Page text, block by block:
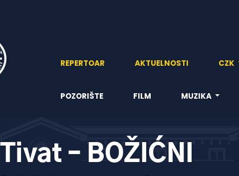
REPERTOAR AKTUELNOSTI CZK
POZORIŠTE FILM MUZIKA
– BOŽIĆNI